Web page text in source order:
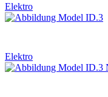
Elektro
Elektro